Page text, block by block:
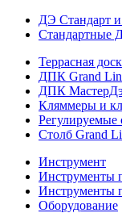
ДЭ Стандарт
Стандартные
Террасная
ДПК Grand
ДПК
Кляммеры и
Столб Grand
Инструмент
Инструменты
Инструменты
Оборудование